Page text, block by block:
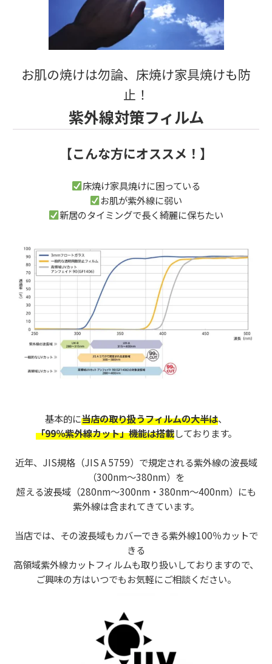
お肌の焼けは勿論、床焼け家具焼けも防
止！
紫外線対策フィルム
【こんな方にオススメ！】
床焼け家具焼けに困っている
お肌が紫外線に弱い
新居のタイミングで長く綺麗に保ちたい
基本的に当店の取り扱うフィルムの大半は、
「99％紫外線カット」機能は搭載しております。
近年、JIS規格（JIS A 5759）で規定される紫外線の波長域
（300nm～380nm）を
超える波長域（280nm～300nm・380nm～400nm）にも
紫外線は含まれてきています。
当店では、その波長域もカバーできる紫外線100％カットで
きる
高領域紫外線カットフィルムも取り扱いしておりますので、
ご興味の方はいつでもお気軽にご相談ください。